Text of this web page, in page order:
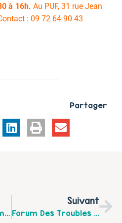
à 16h. Au PUF, 31 rue Jean
: 09 72 64 90 43
Partager
Nouveau Programme Des Actions Parentalité De La Communauté De Communes Pays D’Opale (septembre À Décembre2023)
Suivant
Forum Des Troubles Dys, Samedi 23 Septembre De 9h30 À 16h30 Au Forum Gambetta À Calais.